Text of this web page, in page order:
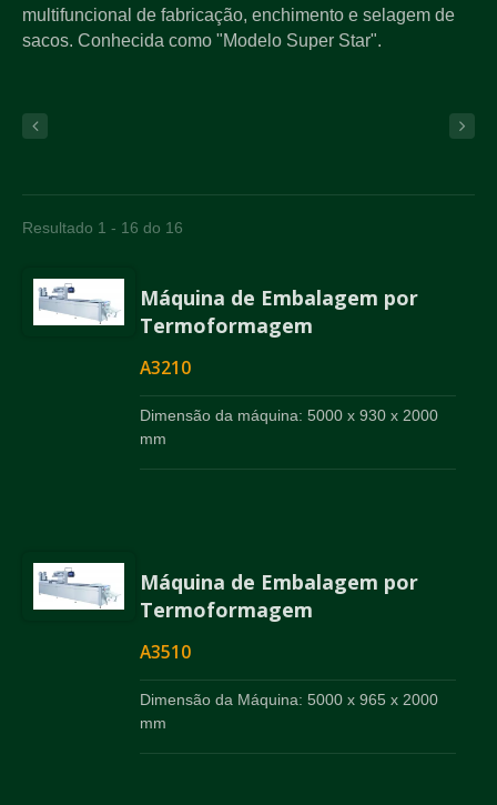
multifuncional de fabricação, enchimento e selagem de
sacos. Conhecida como "Modelo Super Star".
Resultado 1 - 16 do 16
Máquina de Embalagem por
Termoformagem
A3210
Dimensão da máquina: 5000 x 930 x 2000
mm
Máquina de Embalagem por
Termoformagem
A3510
Dimensão da Máquina: 5000 x 965 x 2000
mm